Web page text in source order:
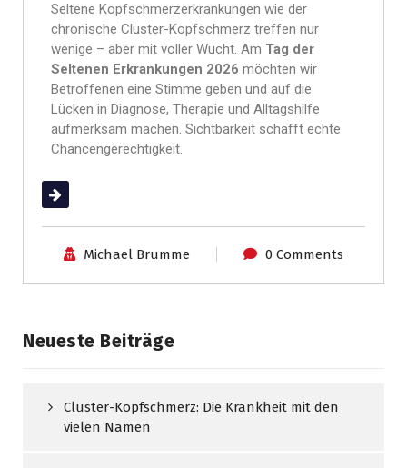
Seltene Kopfschmerzerkrankungen wie der
chronische Cluster-Kopfschmerz treffen nur
wenige – aber mit voller Wucht. Am Tag der
Seltenen Erkrankungen 2026 möchten wir
Betroffenen eine Stimme geben und auf die
Lücken in Diagnose, Therapie und Alltagshilfe
aufmerksam machen. Sichtbarkeit schafft echte
Chancengerechtigkeit.
(mehr …)
Michael Brumme 0 Comments
Neueste Beiträge
Cluster-Kopfschmerz: Die Krankheit mit den
vielen Namen